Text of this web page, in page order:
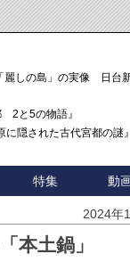
麗しの島」の実像 日台
2と5の物語』
隠された古代宮都の謎』
特集 動
2024年
本土鍋」